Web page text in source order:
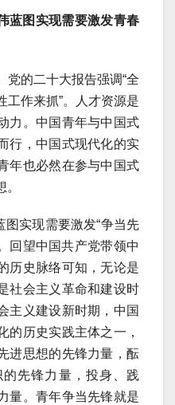
蓝图实现需要激发青春
党的二十大报告强调“全
工作来抓”。人才资源是
力。中国青年与中国式
行，中国式现代化的实
年也必然在参与中国式
图实现需要激发“争当先
回望中国共产党带领中
历史脉络可知，无论是
社会主义革命和建设时
主义建设新时期，中国
的历史实践主体之一，
进思想的先锋力量，酝
先锋力量，投身、践
量。青年争当先锋就是